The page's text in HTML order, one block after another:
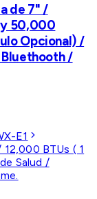
de 7" /
y 50,000
Opcional) /
Bluethooth /
E1